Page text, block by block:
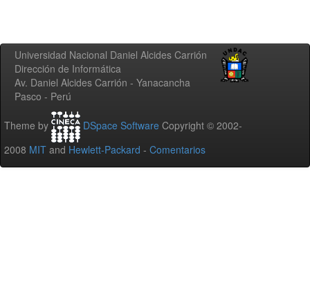
Universidad Nacional Daniel Alcides Carrión
Dirección de Informática
Av. Daniel Alcides Carrión - Yanacancha
Pasco - Perú
Theme by DSpace Software Copyright © 2002-
2008 MIT and Hewlett-Packard - Comentarios